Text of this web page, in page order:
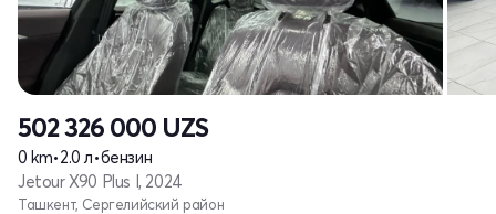
502 326 000 UZS
0 km•2.0 л•бензин
Jetour X90 Plus I, 2024
Ташкент, Сергелийский район